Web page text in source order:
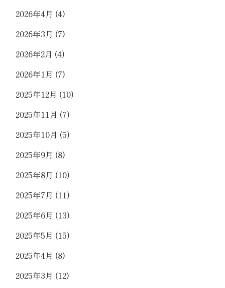
2026年4月 (4)
2026年3月 (7)
2026年2月 (4)
2026年1月 (7)
2025年12月 (10)
2025年11月 (7)
2025年10月 (5)
2025年9月 (8)
2025年8月 (10)
2025年7月 (11)
2025年6月 (13)
2025年5月 (15)
2025年4月 (8)
2025年3月 (12)